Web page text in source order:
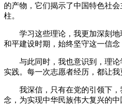
的产物，它们揭示了中国特色社
柱。
学习这些理论，我更加深刻
和平建设时期，始终坚守这一信
与此同时，我也意识到，理
实践。每一次志愿者经历，都让
我深信，只有在党的引领下
念，为实现中华民族伟大复兴的